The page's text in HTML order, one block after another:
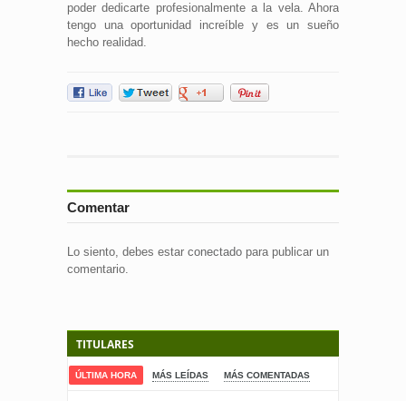
poder dedicarte profesionalmente a la vela. Ahora
tengo una oportunidad increíble y es un sueño
hecho realidad.
Comentar
Lo siento, debes estar conectado para publicar un
comentario.
TITULARES
ÚLTIMA HORA MÁS LEÍDAS MÁS COMENTADAS